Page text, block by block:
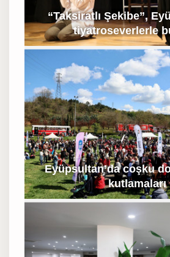
“Taksiratlı Şekibe”,
tiyatroseverlerle
Eyüpsultan’da coşku
kutlamaları